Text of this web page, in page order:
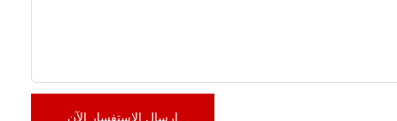
إرسال الاستفسار الآن